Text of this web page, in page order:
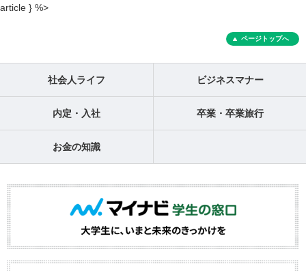
article } %>
ページトップへ
社会人ライフ ビジネスマナー
内定・入社 卒業・卒業旅行
お金の知識